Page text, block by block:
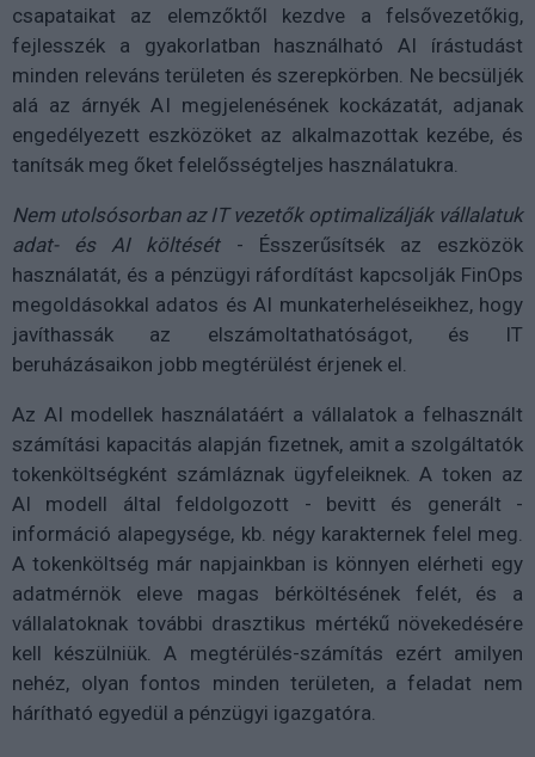
csapataikat az elemzőktől kezdve a felsővezetőkig,
fejlesszék a gyakorlatban használható AI írástudást
minden releváns területen és szerepkörben. Ne becsüljék
alá az árnyék AI megjelenésének kockázatát, adjanak
engedélyezett eszközöket az alkalmazottak kezébe, és
tanítsák meg őket felelősségteljes használatukra.
Nem utolsósorban az IT vezetők optimalizálják vállalatuk
adat- és AI költését- Ésszerűsítsék az eszközök
használatát, és a pénzügyi ráfordítást kapcsolják FinOps
megoldásokkal adatos és AI munkaterheléseikhez, hogy
javíthassák az elszámoltathatóságot, és IT
beruházásaikon jobb megtérülést érjenek el.
Az AI modellek használatáért a vállalatok a felhasznált
számítási kapacitás alapján fizetnek, amit a szolgáltatók
tokenköltségként számláznak ügyfeleiknek. A token az
AI modell által feldolgozott - bevitt és generált -
információ alapegysége, kb. négy karakternek felel meg.
A tokenköltség már napjainkban is könnyen elérheti egy
adatmérnök eleve magas bérköltésének felét, és a
vállalatoknak további drasztikus mértékű növekedésére
kell készülniük. A megtérülés-számítás ezért amilyen
nehéz, olyan fontos minden területen, a feladat nem
hárítható egyedül a pénzügyi igazgatóra.